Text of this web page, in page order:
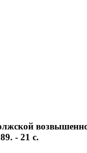
- 21 с.